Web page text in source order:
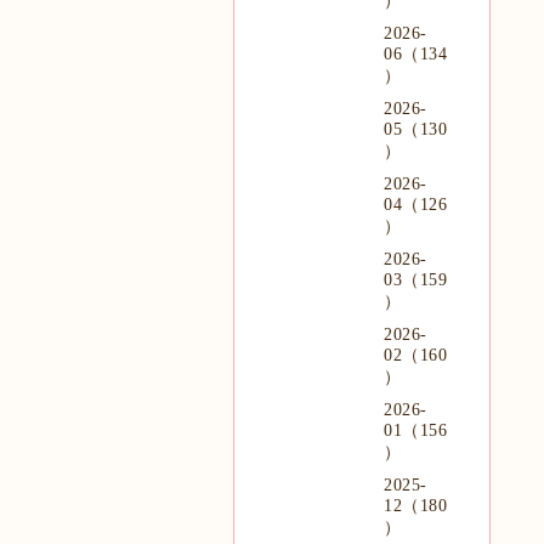
2026-
06（134
）
2026-
05（130
）
2026-
04（126
）
2026-
03（159
）
2026-
02（160
）
2026-
01（156
）
2025-
12（180
）